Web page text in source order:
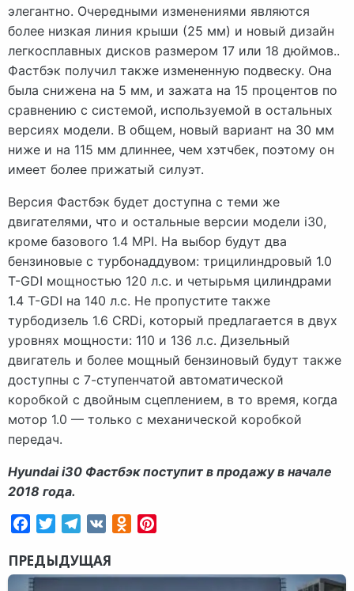
элегантно. Очередными изменениями являются
более низкая линия крыши (25 мм) и новый дизайн
легкосплавных дисков размером 17 или 18 дюймов..
Фастбэк получил также измененную подвеску. Она
была снижена на 5 мм, и зажата на 15 процентов по
сравнению с системой, используемой в остальных
версиях модели. В общем, новый вариант на 30 мм
ниже и на 115 мм длиннее, чем хэтчбек, поэтому он
имеет более прижатый силуэт.
Версия Фастбэк будет доступна с теми же
двигателями, что и остальные версии модели i30,
кроме базового 1.4 MPI. На выбор будут два
бензиновые с турбонаддувом: трицилиндровый 1.0
T-GDI мощностью 120 л.с. и четырьмя цилиндрами
1.4 T-GDI на 140 л.с. Не пропустите также
турбодизель 1.6 CRDi, который предлагается в двух
уровнях мощности: 110 и 136 л.с. Дизельный
двигатель и более мощный бензиновый будут также
доступны с 7-ступенчатой автоматической
коробкой с двойным сцеплением, в то время, когда
мотор 1.0 — только с механической коробкой
передач.
Hyundai i30 Фастбэк поступит в продажу в начале
2018 года.
FacebookTwitterTelegram
VK Odnoklassniki
ПРЕДЫДУЩАЯ